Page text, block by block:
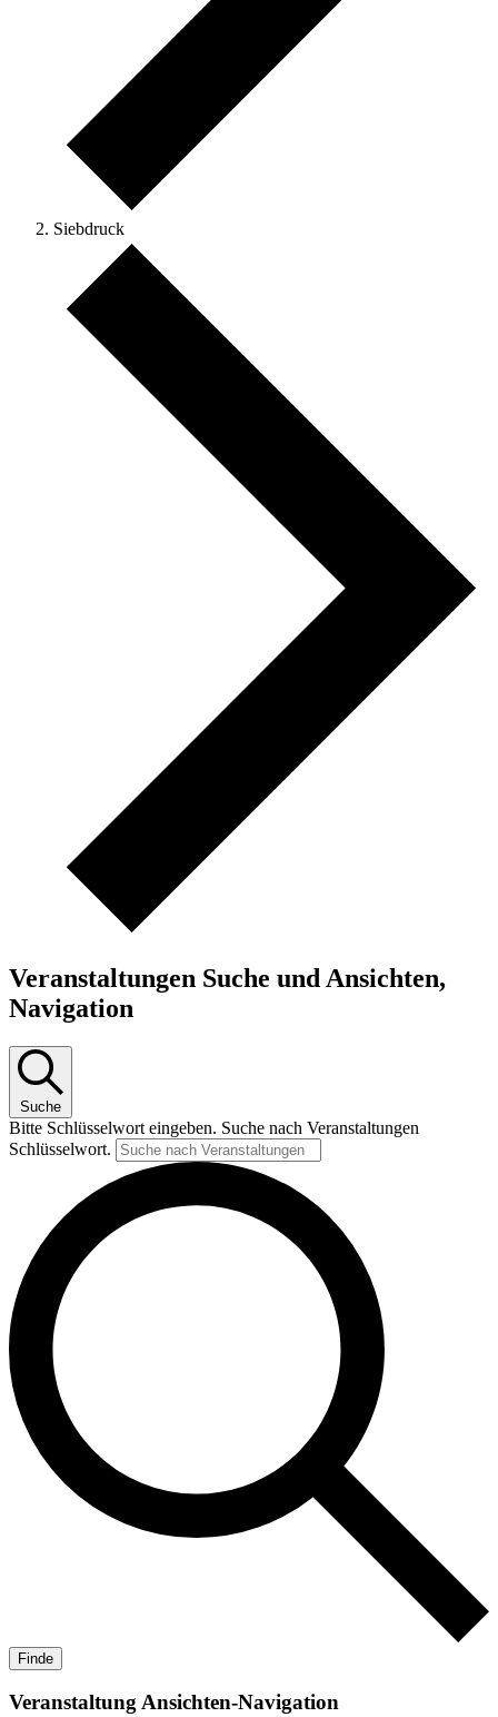
Siebdruck
Veranstaltungen Suche und Ansichten,
Navigation
Suche
Bitte Schlüsselwort eingeben. Suche nach Veranstaltungen
Schlüsselwort.
Finde
Veranstaltung Ansichten-Navigation